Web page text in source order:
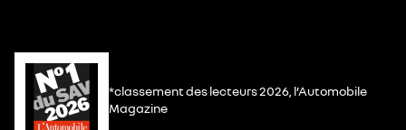
*classement des lecteurs 2026, l’Automobile
Magazine